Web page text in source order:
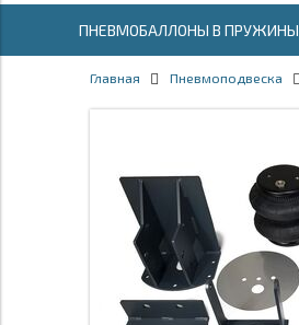
ПНЕВМОБАЛЛОНЫ В ПРУЖИНЫ
Главная Пневмоподвеска